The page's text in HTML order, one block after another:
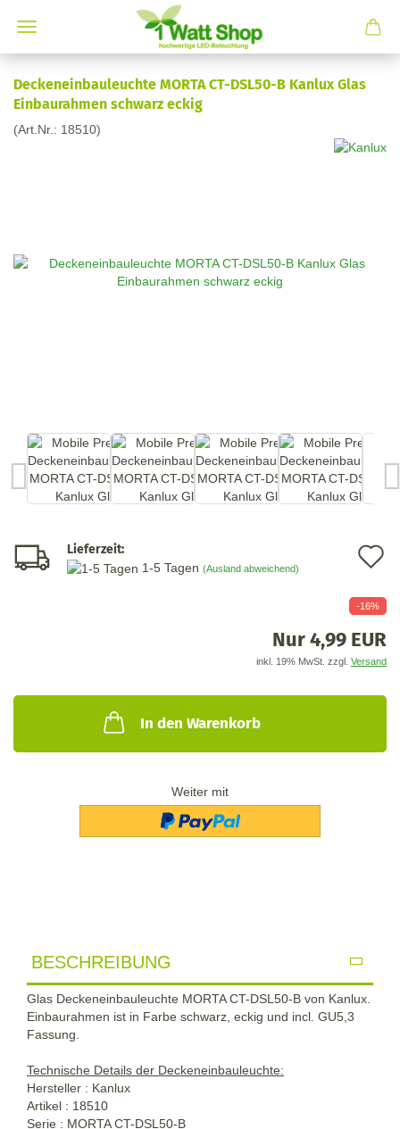
Deckeneinbauleuchte MORTA CT-DSL50-B Kanlux Glas
Einbaurahmen schwarz eckig
(Art.Nr.: 18510)
Lieferzeit:
1-5 Tagen (Ausland abweichend)
-16%
Nur 4,99 EUR
inkl. 19% MwSt. zzgl. Versand
In den Warenkorb
Weiter mit
BESCHREIBUNG
Glas Deckeneinbauleuchte MORTA CT-DSL50-B von Kanlux.
Einbaurahmen ist in Farbe schwarz, eckig und incl. GU5,3
Fassung.
Technische Details der Deckeneinbauleuchte:
Hersteller : Kanlux
Artikel : 18510
Serie : MORTA CT-DSL50-B